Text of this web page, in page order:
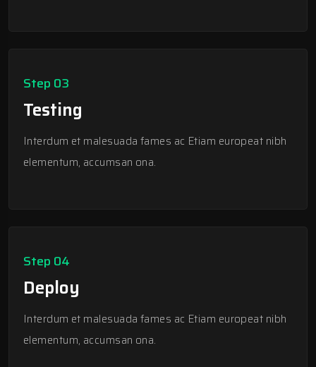
Step 03
Testing
Interdum et malesuada fames ac Etiam europeat nibh
elementum, accumsan ona.
Step 04
Deploy
Interdum et malesuada fames ac Etiam europeat nibh
elementum, accumsan ona.